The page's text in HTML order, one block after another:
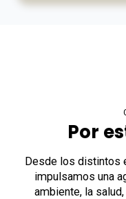
Por
Desde los distintos
impulsamos una
ambiente, la